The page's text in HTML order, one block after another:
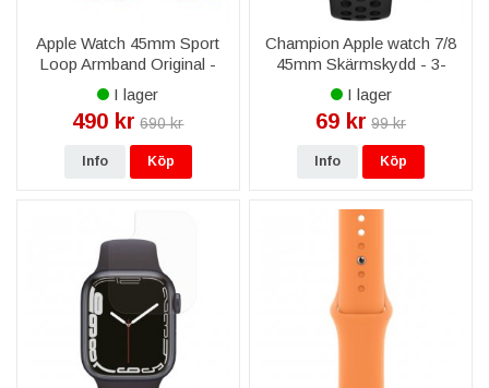
Apple Watch 45mm Sport
Loop Armband Original -
Dark cherry/Forest Green
I lager
490 kr 690 kr
Info Köp
Champion Apple watch 7/8
45mm Skärmskydd - 3-
pack
I lager
69 kr 99 kr
Info Köp